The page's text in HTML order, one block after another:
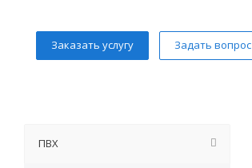
Заказать услугу Задать вопрос
ПВХ